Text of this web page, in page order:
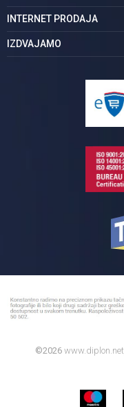
Podaci o trgovcu
Karijera | postani deo tima
Uslovi korišćenja
Politika privatnosti
INTERNET PRODAJA
Kako kupiti
IZDVAJAMO
Pločice za kupatilo
©2026 www.diplon.net